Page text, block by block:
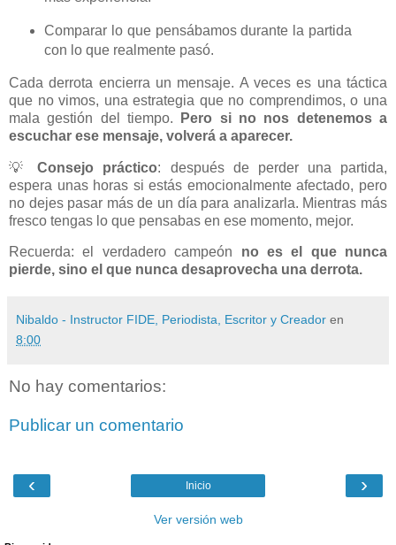
Comparar lo que pensábamos durante la partida
con lo que realmente pasó.
Cada derrota encierra un mensaje. A veces es una táctica
que no vimos, una estrategia que no comprendimos, o una
mala gestión del tiempo.
Pero si no nos detenemos a
escuchar ese mensaje, volverá a aparecer.
💡Consejo práctico: después de perder una partida,
espera unas horas si estás emocionalmente afectado, pero
no dejes pasar más de un día para analizarla. Mientras más
fresco tengas lo que pensabas en ese momento, mejor.
Recuerda: el verdadero campeón no es el que nunca
pierde, sino el que nunca desaprovecha una derrota.
Nibaldo - Instructor FIDE, Periodista, Escritor y Creador en
8:00
No hay comentarios:
Publicar un comentario
‹ ›
Inicio
Ver versión web